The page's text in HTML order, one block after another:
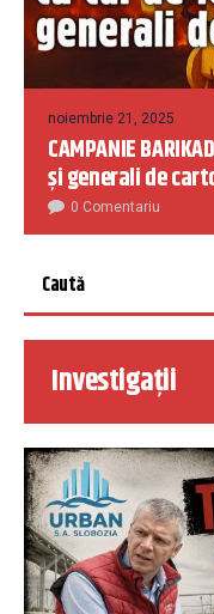
noiembrie 21, 2025
CAMPANIE
și generali de
0 Comentariu
Investigații